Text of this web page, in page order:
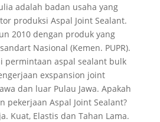
adalah badan usaha yang
produksi Aspal Joint Sealant.
2010 dengan produk yang
Nasional (Kemen. PUPR).
permintaan aspal sealant bulk
exspansion joint
dan luar Pulau Jawa. Apakah
pekerjaan Aspal Joint Sealant?
Kuat, Elastis dan Tahan Lama.